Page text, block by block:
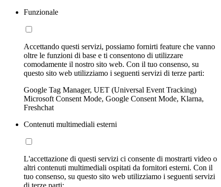
Funzionale
Accettando questi servizi, possiamo fornirti feature che vanno
oltre le funzioni di base e ti consentono di utilizzare
comodamente il nostro sito web. Con il tuo consenso, su
questo sito web utilizziamo i seguenti servizi di terze parti:
Google Tag Manager, UET (Universal Event Tracking)
Microsoft Consent Mode, Google Consent Mode, Klarna,
Freshchat
Contenuti multimediali esterni
L'accettazione di questi servizi ci consente di mostrarti video o
altri contenuti multimediali ospitati da fornitori esterni. Con il
tuo consenso, su questo sito web utilizziamo i seguenti servizi
di terze parti: